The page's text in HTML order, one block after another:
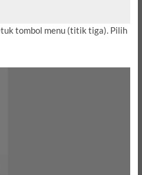
tombol menu (titik tiga). Pilih